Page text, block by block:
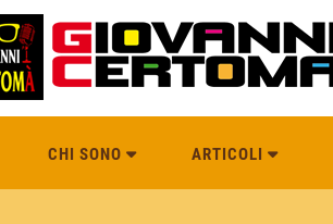
CHI SONO ARTICOLI